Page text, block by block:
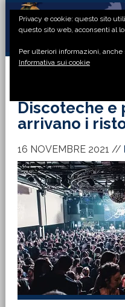
Passa
primaria
Passa
principale
Passa
laterale
Passa
di
Discoteche e
arrivano i
16 NOVEMBRE 2021 //
Privacy e cookie: questo sito
questo sito web, acconsenti al
Per ulteriori informazioni,
Informativa sui cookie